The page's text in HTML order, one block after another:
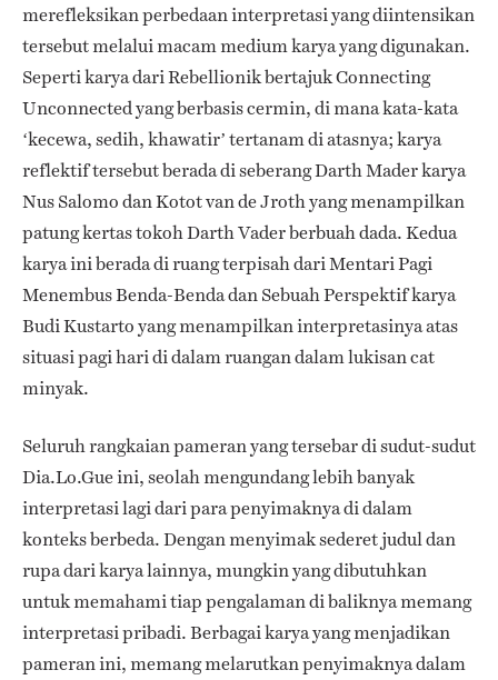
merefleksikan perbedaan interpretasi yang diintensikan
tersebut melalui macam medium karya yang digunakan.
Seperti karya dari Rebellionik bertajuk Connecting
Unconnected yang berbasis cermin, di mana kata-kata
‘kecewa, sedih, khawatir’ tertanam di atasnya; karya
reflektif tersebut berada di seberang Darth Mader karya
Nus Salomo dan Kotot van de Jroth yang menampilkan
patung kertas tokoh Darth Vader berbuah dada. Kedua
karya ini berada di ruang terpisah dari Mentari Pagi
Menembus Benda-Benda dan Sebuah Perspektif karya
Budi Kustarto yang menampilkan interpretasinya atas
situasi pagi hari di dalam ruangan dalam lukisan cat
minyak.
Seluruh rangkaian pameran yang tersebar di sudut-sudut
Dia.Lo.Gue ini, seolah mengundang lebih banyak
interpretasi lagi dari para penyimaknya di dalam
konteks berbeda. Dengan menyimak sederet judul dan
rupa dari karya lainnya, mungkin yang dibutuhkan
untuk memahami tiap pengalaman di baliknya memang
interpretasi pribadi. Berbagai karya yang menjadikan
pameran ini, memang melarutkan penyimaknya dalam